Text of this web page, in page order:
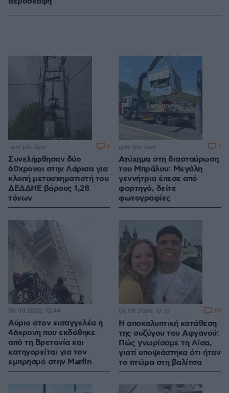
Συνελήφθησαν δύο
60χρονοι στην Λάρισα για
κλοπή μετασχηματιστή του
ΔΕΔΔΗΕ βάρους 1,28
τόνων
πριν μία ώρα 5
Ατύχημα στη διασταύρωση
του Μπράλου: Μεγάλη
γεννήτρια έπεσε από
φορτηγό, δείτε
φωτογραφίες
πριν μία ώρα 1
Αύριο στον εισαγγελέα η
46χρονη που εκδόθηκε
από τη Βρετανία και
κατηγορείται για τον
εμπρησμό στην Marfin
06.08.2026, 12:44
Η αποκαλυπτική κατάθεση
της συζύγου του Αφγανού:
Πώς γνωρίσαμε τη Λίσα,
γιατί υποψιάστηκα ότι ήταν
το πτώμα στη βαλίτσα
06.08.2026, 12:32 67